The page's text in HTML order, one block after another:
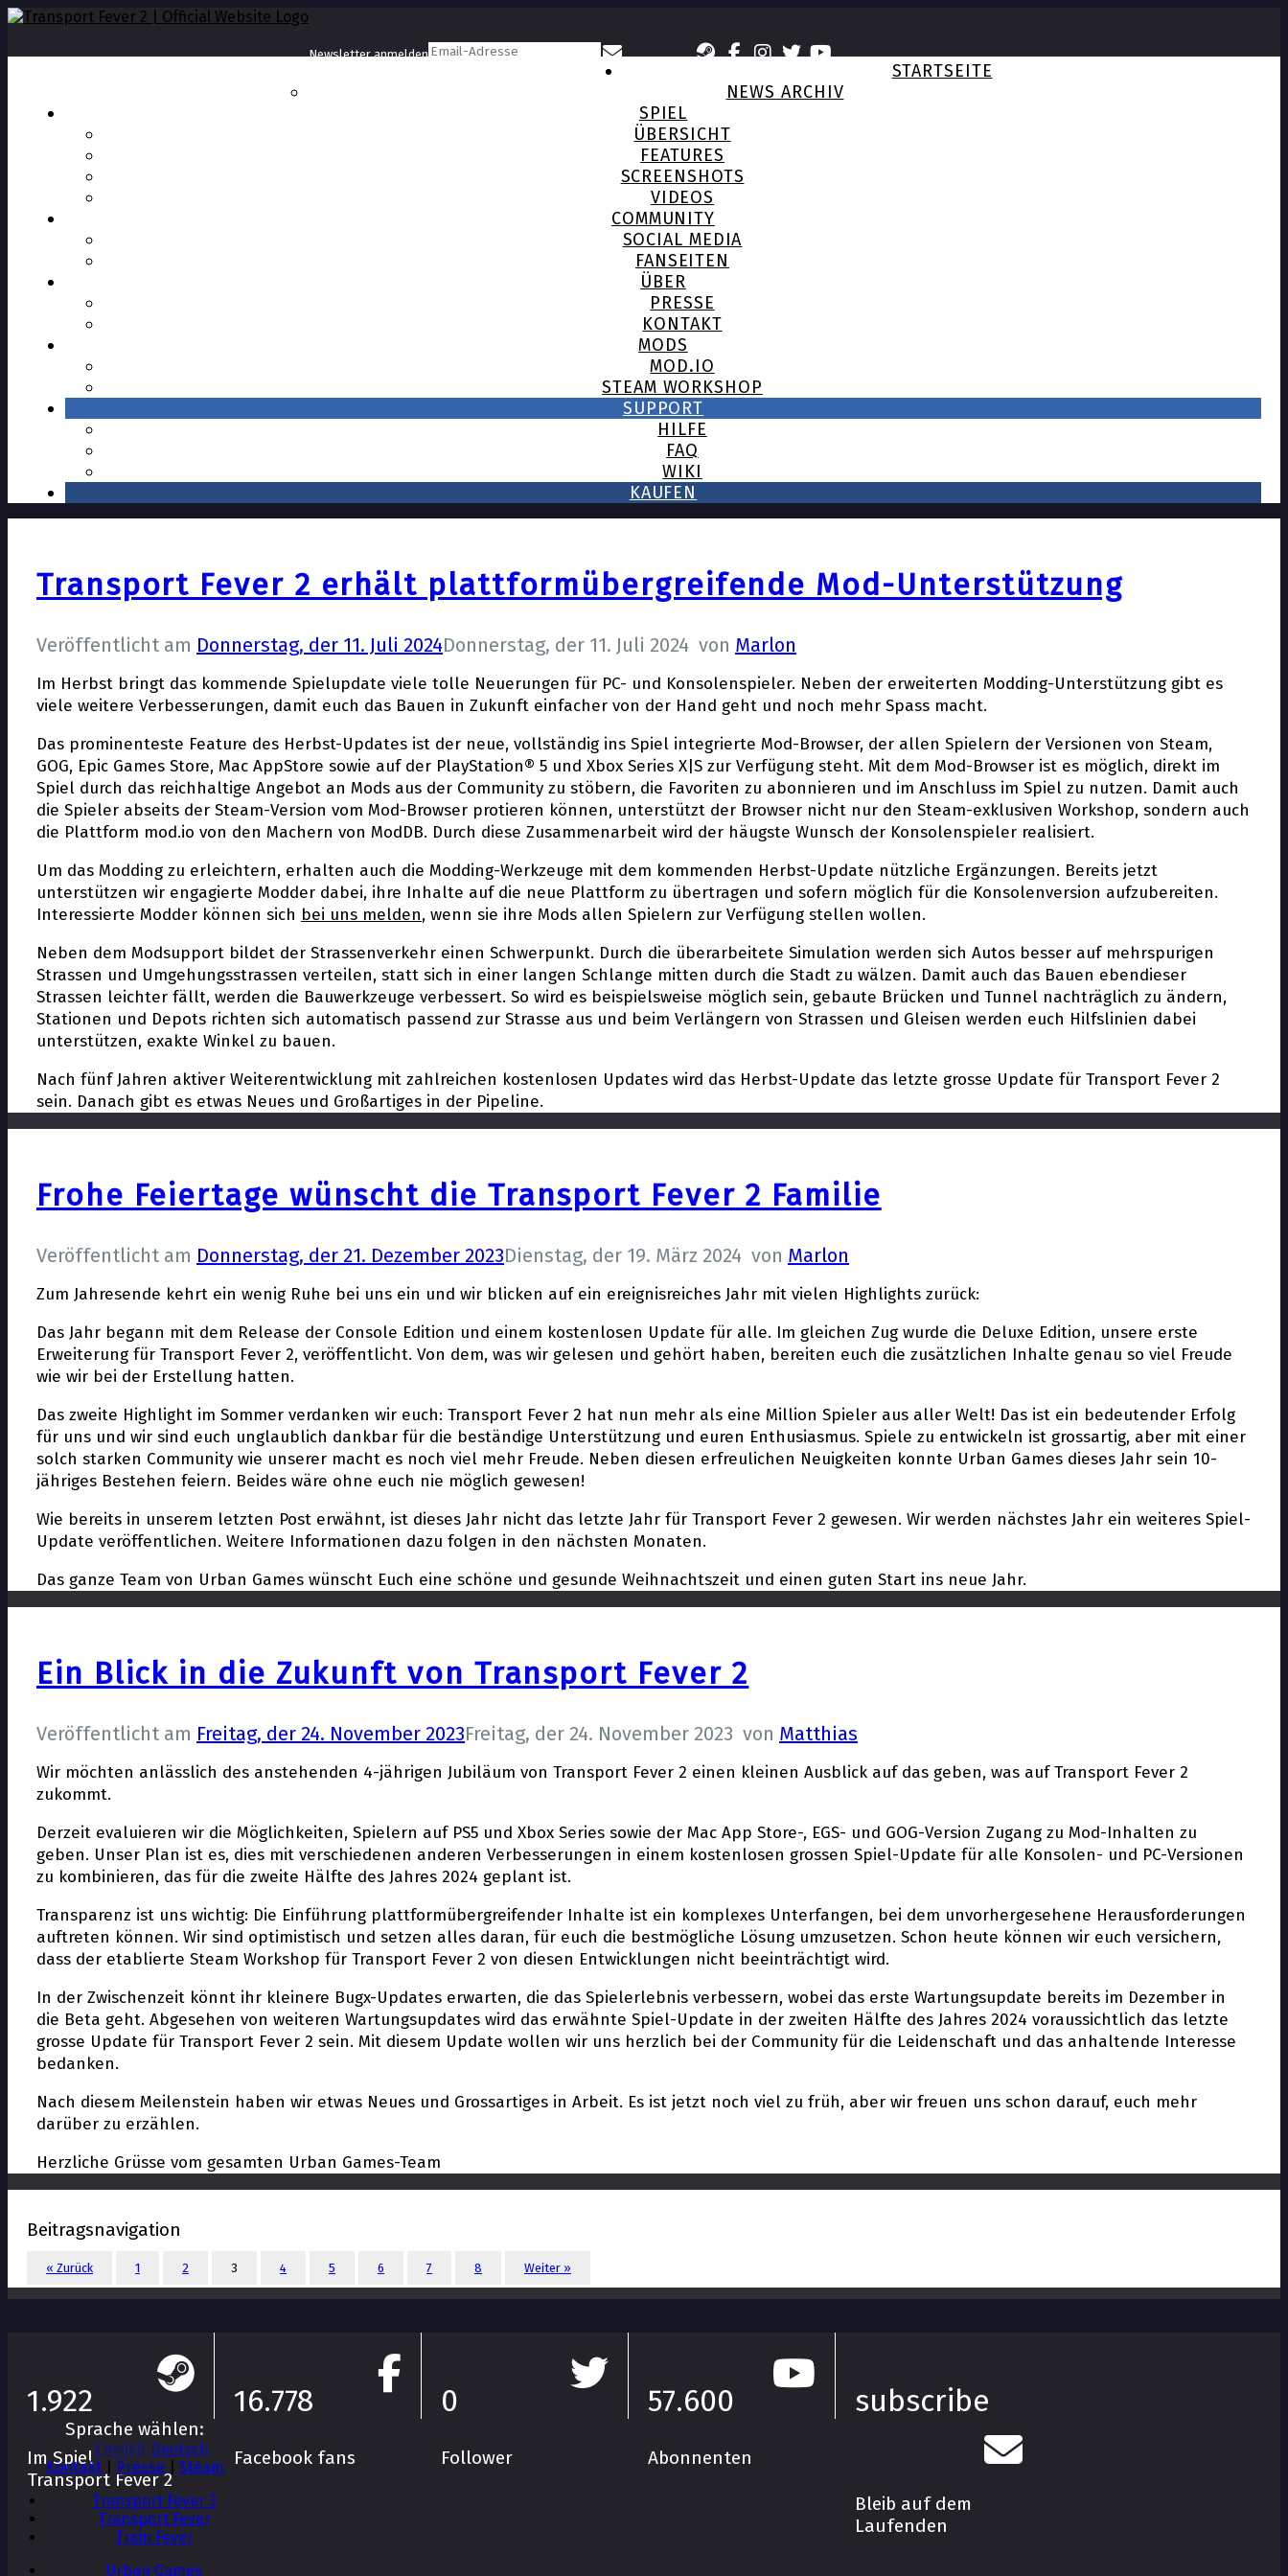
Newsletter anmelden
STARTSEITE
NEWS ARCHIV
SPIEL
ÜBERSICHT
FEATURES
SCREENSHOTS
VIDEOS
COMMUNITY
SOCIAL MEDIA
FANSEITEN
ÜBER
PRESSE
KONTAKT
MODS
MOD.IO
STEAM WORKSHOP
SUPPORT
HILFE
FAQ
WIKI
KAUFEN
Transport Fever 2 erhält plattformübergreifende Mod-Unterstützung
Veröffentlicht am Donnerstag, der 11. Juli 2024Donnerstag, der 11. Juli 2024 von Marlon
Im Herbst bringt das kommende Spielupdate viele tolle Neuerungen für PC- und Konsolenspieler. Neben der erweiterten Modding-Unterstützung gibt es
viele weitere Verbesserungen, damit euch das Bauen in Zukunft einfacher von der Hand geht und noch mehr Spass macht.
Das prominenteste Feature des Herbst-Updates ist der neue, vollständig ins Spiel integrierte Mod-Browser, der allen Spielern der Versionen von Steam,
GOG, Epic Games Store, Mac AppStore sowie auf der PlayStation® 5 und Xbox Series X|S zur Verfügung steht. Mit dem Mod-Browser ist es möglich, direkt im
Spiel durch das reichhaltige Angebot an Mods aus der Community zu stöbern, die Favoriten zu abonnieren und im Anschluss im Spiel zu nutzen. Damit auch
die Spieler abseits der Steam-Version vom Mod-Browser profitieren können, unterstützt der Browser nicht nur den Steam-exklusiven Workshop, sondern auch
die Plattform mod.io von den Machern von ModDB. Durch diese Zusammenarbeit wird der häufigste Wunsch der Konsolenspieler realisiert.
Um das Modding zu erleichtern, erhalten auch die Modding-Werkzeuge mit dem kommenden Herbst-Update nützliche Ergänzungen. Bereits jetzt
unterstützen wir engagierte Modder dabei, ihre Inhalte auf die neue Plattform zu übertragen und sofern möglich für die Konsolenversion aufzubereiten.
Interessierte Modder können sich bei uns melden, wenn sie ihre Mods allen Spielern zur Verfügung stellen wollen.
Neben dem Modsupport bildet der Strassenverkehr einen Schwerpunkt. Durch die überarbeitete Simulation werden sich Autos besser auf mehrspurigen
Strassen und Umgehungsstrassen verteilen, statt sich in einer langen Schlange mitten durch die Stadt zu wälzen. Damit auch das Bauen ebendieser
Strassen leichter fällt, werden die Bauwerkzeuge verbessert. So wird es beispielsweise möglich sein, gebaute Brücken und Tunnel nachträglich zu ändern,
Stationen und Depots richten sich automatisch passend zur Strasse aus und beim Verlängern von Strassen und Gleisen werden euch Hilfslinien dabei
unterstützen, exakte Winkel zu bauen.
Nach fünf Jahren aktiver Weiterentwicklung mit zahlreichen kostenlosen Updates wird das Herbst-Update das letzte grosse Update für Transport Fever 2
sein. Danach gibt es etwas Neues und Großartiges in der Pipeline.
Frohe Feiertage wünscht die Transport Fever 2 Familie
Veröffentlicht am Donnerstag, der 21. Dezember 2023Dienstag, der 19. März 2024 von Marlon
Zum Jahresende kehrt ein wenig Ruhe bei uns ein und wir blicken auf ein ereignisreiches Jahr mit vielen Highlights zurück:
Das Jahr begann mit dem Release der Console Edition und einem kostenlosen Update für alle. Im gleichen Zug wurde die Deluxe Edition, unsere erste
Erweiterung für Transport Fever 2, veröffentlicht. Von dem, was wir gelesen und gehört haben, bereiten euch die zusätzlichen Inhalte genau so viel Freude
wie wir bei der Erstellung hatten.
Das zweite Highlight im Sommer verdanken wir euch: Transport Fever 2 hat nun mehr als eine Million Spieler aus aller Welt! Das ist ein bedeutender Erfolg
für uns und wir sind euch unglaublich dankbar für die beständige Unterstützung und euren Enthusiasmus. Spiele zu entwickeln ist grossartig, aber mit einer
solch starken Community wie unserer macht es noch viel mehr Freude. Neben diesen erfreulichen Neuigkeiten konnte Urban Games dieses Jahr sein 10-
jähriges Bestehen feiern. Beides wäre ohne euch nie möglich gewesen!
Wie bereits in unserem letzten Post erwähnt, ist dieses Jahr nicht das letzte Jahr für Transport Fever 2 gewesen. Wir werden nächstes Jahr ein weiteres Spiel-
Update veröffentlichen. Weitere Informationen dazu folgen in den nächsten Monaten.
Das ganze Team von Urban Games wünscht Euch eine schöne und gesunde Weihnachtszeit und einen guten Start ins neue Jahr.
Ein Blick in die Zukunft von Transport Fever 2
Veröffentlicht am Freitag, der 24. November 2023Freitag, der 24. November 2023 von Matthias
Wir möchten anlässlich des anstehenden 4-jährigen Jubiläum von Transport Fever 2 einen kleinen Ausblick auf das geben, was auf Transport Fever 2
zukommt.
Derzeit evaluieren wir die Möglichkeiten, Spielern auf PS5 und Xbox Series sowie der Mac App Store-, EGS- und GOG-Version Zugang zu Mod-Inhalten zu
geben. Unser Plan ist es, dies mit verschiedenen anderen Verbesserungen in einem kostenlosen grossen Spiel-Update für alle Konsolen- und PC-Versionen
zu kombinieren, das für die zweite Hälfte des Jahres 2024 geplant ist.
Transparenz ist uns wichtig: Die Einführung plattformübergreifender Inhalte ist ein komplexes Unterfangen, bei dem unvorhergesehene Herausforderungen
auftreten können. Wir sind optimistisch und setzen alles daran, für euch die bestmögliche Lösung umzusetzen. Schon heute können wir euch versichern,
dass der etablierte Steam Workshop für Transport Fever 2 von diesen Entwicklungen nicht beeinträchtigt wird.
In der Zwischenzeit könnt ihr kleinere Bugfix-Updates erwarten, die das Spielerlebnis verbessern, wobei das erste Wartungsupdate bereits im Dezember in
die Beta geht. Abgesehen von weiteren Wartungsupdates wird das erwähnte Spiel-Update in der zweiten Hälfte des Jahres 2024 voraussichtlich das letzte
grosse Update für Transport Fever 2 sein. Mit diesem Update wollen wir uns herzlich bei der Community für die Leidenschaft und das anhaltende Interesse
bedanken.
Nach diesem Meilenstein haben wir etwas Neues und Grossartiges in Arbeit. Es ist jetzt noch viel zu früh, aber wir freuen uns schon darauf, euch mehr
darüber zu erzählen.
Herzliche Grüsse vom gesamten Urban Games-Team
Beitragsnavigation
« Zurück 1 2 3 4 5 6 7 8 Weiter »
1.922
Im Spiel
Transport Fever 2
16.778
Facebook fans
0
Follower
57.600
Abonnenten
subscribe
Bleib auf dem
Laufenden
Sprache wählen:
English Deutsch
Kontakt
Presse |Steam
Transport Fever 3
Transport Fever
Train Fever
Urban Games